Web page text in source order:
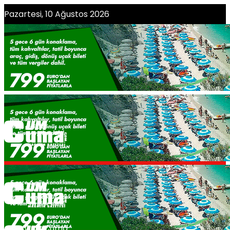
Pazartesi, 10 Ağustos 2026
CumCuma Editörü Olmak İster Misiniz?